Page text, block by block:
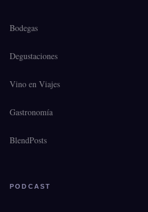
Bodegas
Degustaciones
Vino en Viajes
Gastronomía
BlendPosts
PODCAST